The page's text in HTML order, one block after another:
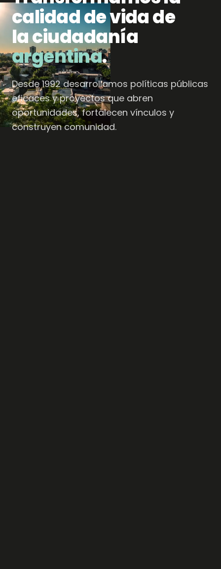
calidad de vida de
la ciudadanía
argentina.
Desde 1992 desarrollamos políticas públicas
eficaces y proyectos que abren
oportunidades, fortalecen vínculos y
construyen comunidad.